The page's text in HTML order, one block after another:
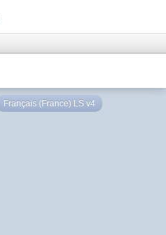
Français (France) LS v4